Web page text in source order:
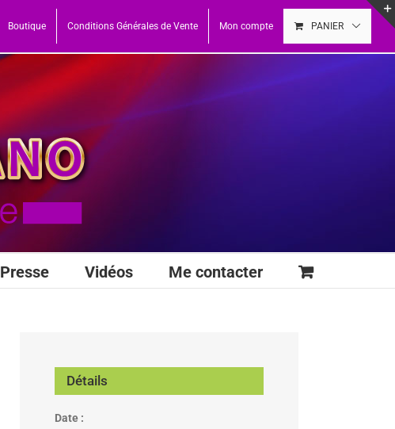
Boutique Conditions Générales de Vente Mon compte PANIER
Presse Vidéos Me contacter
Détails
Date :